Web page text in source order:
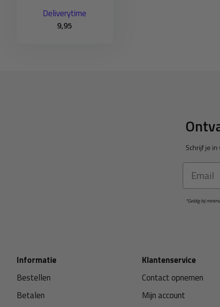
Deliverytime
9,95
Schrijf je
Email
*Geldig bij
Informatie
Bestellen
Betalen
Klantenservice
Contact opnemen
Mijn account